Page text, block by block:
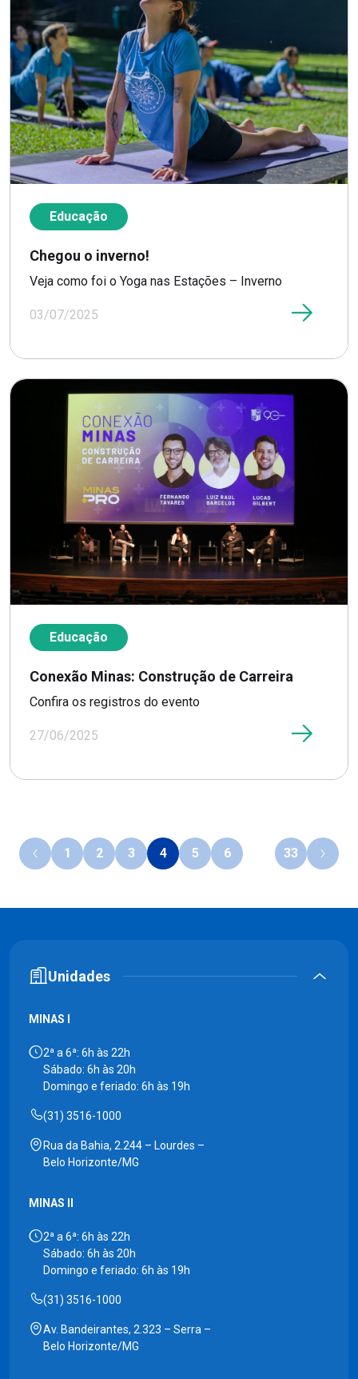
Educação
Chegou o inverno!
Veja como foi o Yoga nas Estações – Inverno
03/07/2025
Educação
Conexão Minas: Construção de Carreira
Confira os registros do evento
27/06/2025
1 2 3 4 5 6 33
Unidades
MINAS I
2ª a 6ª: 6h às 22h
Sábado: 6h às 20h
Domingo e feriado: 6h às 19h
(31) 3516-1000
Rua da Bahia, 2.244 – Lourdes –
Belo Horizonte/MG
MINAS II
2ª a 6ª: 6h às 22h
Sábado: 6h às 20h
Domingo e feriado: 6h às 19h
(31) 3516-1000
Av. Bandeirantes, 2.323 – Serra –
Belo Horizonte/MG